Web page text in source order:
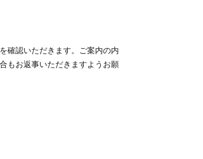
確認いただきます。ご案内の内
もお返事いただきますようお願